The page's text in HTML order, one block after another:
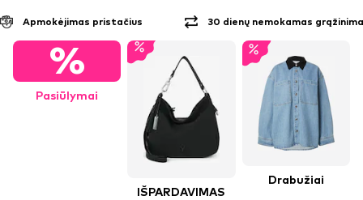
Nemokamas
30 dienų nemokamas grąžinimas
%
Pasiūlymai
IŠPARDAVIMAS
Drabužiai